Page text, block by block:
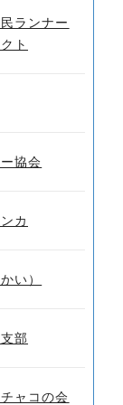
ランナー
ト
協会
カ
い）
部
ャコの会